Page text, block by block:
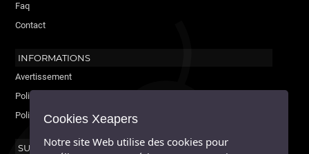
Faq
Contact
INFORMATIONS
Avertissement
Politique de cookies
Politique de confidentialité
SUIVEZ-NOUS
Cookies Xeapers
Notre site Web utilise des cookies pour